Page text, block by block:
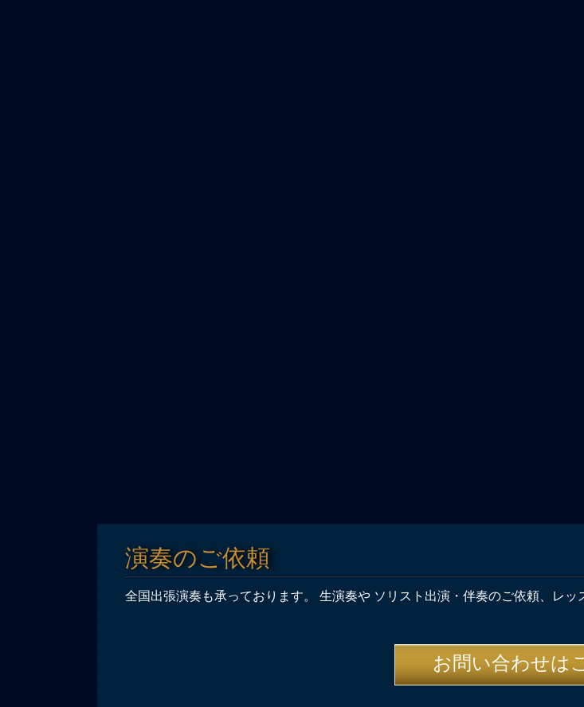
演奏のご依頼
全国出張演奏も承っております。 生演奏や ソリスト出演・伴奏のご依頼、レッ
お問い合わせは